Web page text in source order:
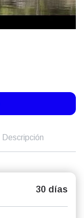
Descripción
30 días